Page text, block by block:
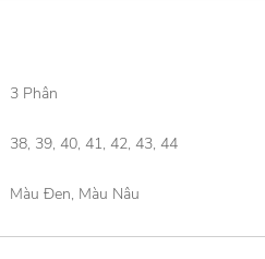
3 Phân
38, 39, 40, 41, 42, 43, 44
Màu Đen, Màu Nâu